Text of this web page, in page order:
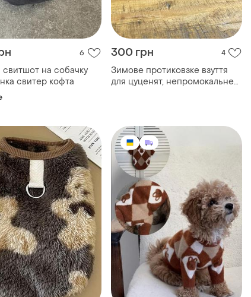
6
на собачку
свитер кофта
300 грн 4
Зимове протиковзке взуття
для цуценят, непромокальне